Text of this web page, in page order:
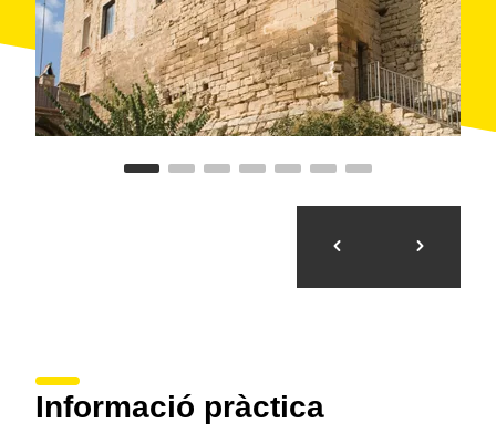
Informació pràctica